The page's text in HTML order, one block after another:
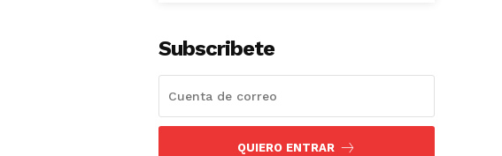
Subscribete
QUIERO ENTRAR